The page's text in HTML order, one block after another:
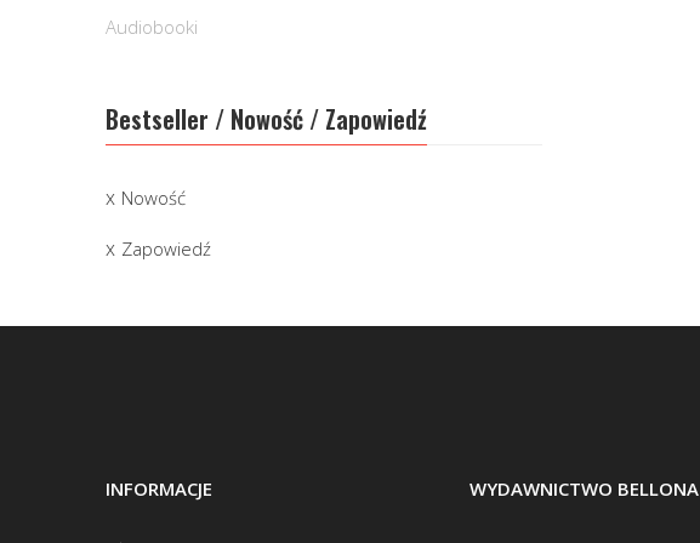
Audiobooki
Bestseller / Nowość / Zapowiedź
Nowość
Zapowiedź
INFORMACJE WYDAWNICTWO BELLONA